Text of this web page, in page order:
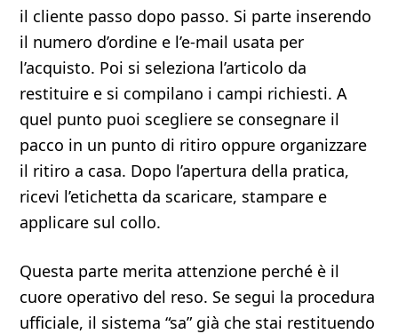
il cliente passo dopo passo. Si parte inserendo
il numero d’ordine e l’e-mail usata per
l’acquisto. Poi si seleziona l’articolo da
restituire e si compilano i campi richiesti. A
quel punto puoi scegliere se consegnare il
pacco in un punto di ritiro oppure organizzare
il ritiro a casa. Dopo l’apertura della pratica,
ricevi l’etichetta da scaricare, stampare e
applicare sul collo.
Questa parte merita attenzione perché è il
cuore operativo del reso. Se segui la procedura
ufficiale, il sistema “sa” già che stai restituendo